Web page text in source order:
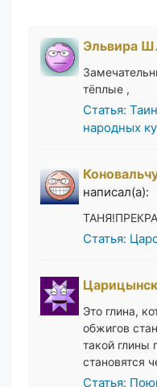
Эльвира Ш.
тёплые ,
Статья:
народных
написал(а):
Статья:
Это глина,
обжигов
такой глины
становятся
Статья: